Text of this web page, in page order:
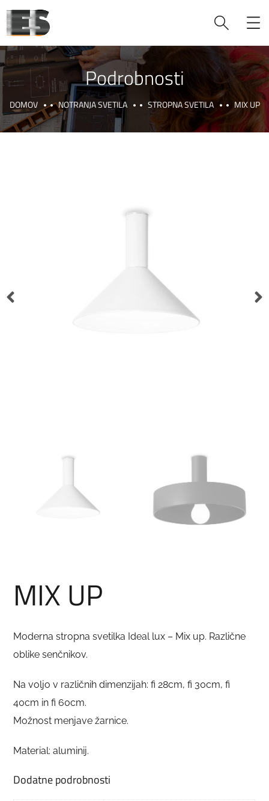
Podrobnosti
DOMOV NOTRANJA SVETILA STROPNA SVETILA MIX UP
MIX UP
Moderna stropna svetilka Ideal lux – Mix up. Različne
oblike senčnikov.
Na voljo v različnih dimenzijah: fi 28cm, fi 30cm, fi
40cm in fi 60cm.
Možnost menjave žarnice.
Material: aluminij.
Dodatne podrobnosti